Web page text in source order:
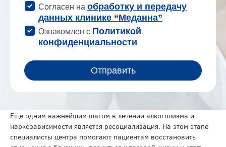
Еще одним важнейшим шагом в лечении алкоголизма и
наркозависимости является ресоциализация. На этом этапе
специалисты центра помогают пациентам восстановить